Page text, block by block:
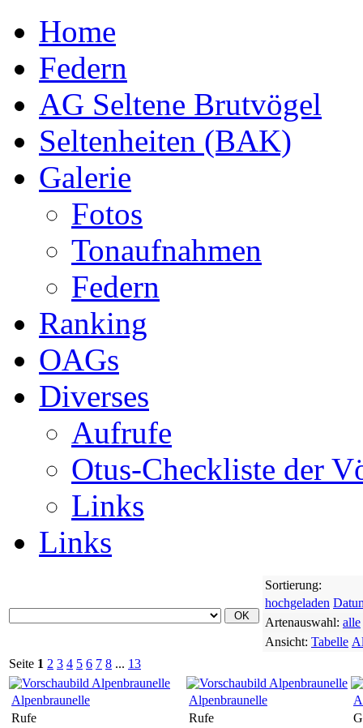
Home
Federn
AG Seltene Brutvögel
Seltenheiten (BAK)
Galerie
Fotos
Tonaufnahmen
Federn
Ranking
OAGs
Diverses
Aufrufe
Otus-Checkliste der
Links
Links
Sortierung:
hochgeladen
Artenauswahl: alle
Ansicht: Tabelle
Seite 1 2 3 4 5 6 7 8 ... 13
Alpenbraunelle
Rufe
Alpenbraunelle
Rufe